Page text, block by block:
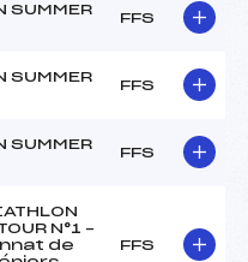
SUMMER
FFS
SUMMER
FFS
SUMMER
FFS
N°1 –
de
FFS